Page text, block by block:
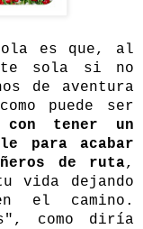
es que, al
sola si no
de aventura
puede ser
con tener un
para acabar
de ruta,
vida dejando
el camino.
como diría